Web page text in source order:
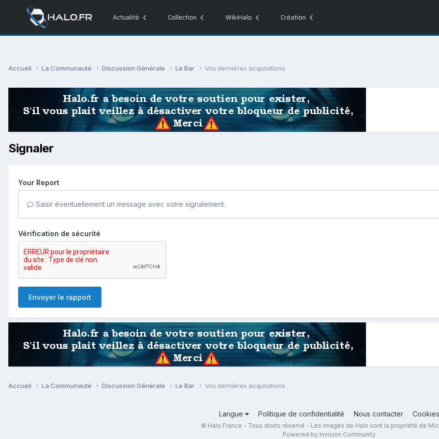
Actualité Collection WikiHalo Création
Accueil La Communauté Discussion Générale Le Bar Vos dernières acquisitions
Signaler
Your Report
Saisir éventuellement un message avec votre signalement.
Vérification de sécurité
Envoyer le rapport
Accueil La Communauté Discussion Générale Le Bar Vos dernières acquisitions
Langue Politique de confidentialité Nous contacter Cookies
© Halo France - Tous droits réservé - Les images de Halo sont la propriété de
Powered by Invision Community